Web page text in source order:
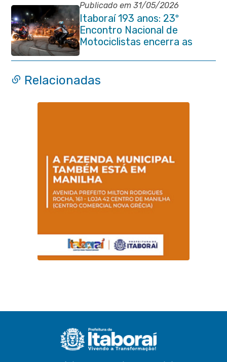
Publicado em 31/05/2026
Itaboraí 193 anos: 23º
Encontro Nacional de
Motociclistas encerra as
comemorações do
aniversário da cidade
Relacionadas